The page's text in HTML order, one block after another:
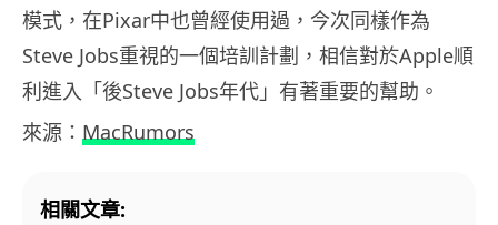
模式，在Pixar中也曾經使用過，今次同樣作為
Steve Jobs重視的一個培訓計劃，相信對於Apple順
利進入「後Steve Jobs年代」有著重要的幫助。
來源： MacRumors
相關文章: